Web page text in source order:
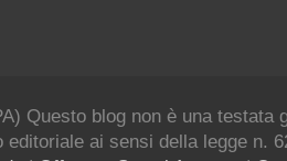
Questo blog non è una testata
ai sensi della legge n.